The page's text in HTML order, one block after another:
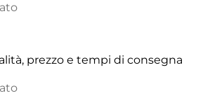
prezzo e tempi di consegna